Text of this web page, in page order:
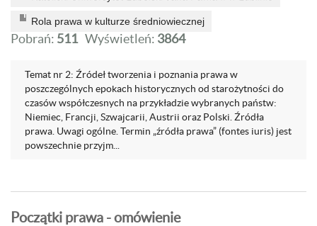
Rola prawa w kulturze średniowiecznej
Pobrań: 511 Wyświetleń: 3864
Temat nr 2: Źródeł tworzenia i poznania prawa w
poszczególnych epokach historycznych od starożytności do
czasów współczesnych na przykładzie wybranych państw:
Niemiec, Francji, Szwajcarii, Austrii oraz Polski. Źródła
prawa. Uwagi ogólne. Termin „źródła prawa” (fontes iuris) jest
powszechnie przyjm...
Początki prawa - omówienie